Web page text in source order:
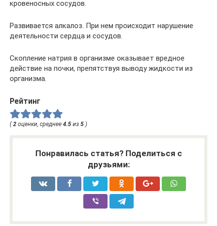
кровеносных сосудов.
Развивается алкалоз. При нем происходит нарушение
деятельности сердца и сосудов.
Скопление натрия в организме оказывает вредное
действие на почки, препятствуя выводу жидкости из
организма.
Рейтинг
(2 оценки, среднее 4.5 из 5 )
Понравилась статья? Поделиться с
друзьями: